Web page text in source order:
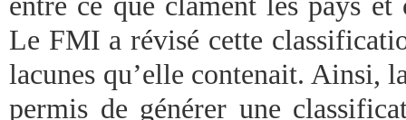
Le FMI a révisé cette
lacunes qu’elle contenait. Ainsi,
permis de générer une